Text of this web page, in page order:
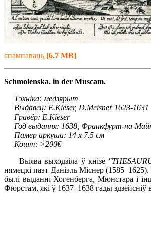
спампаваць [6.7 MB]
Schmolenska. in der Muscam.
Тэхніка: медзярыт
Выдавец: E.Kieser, D.Meisner 1623-1631
Гравёр: E.Kieser
Год выдання: 1638, Франкфурт-на-
Памер аркуша: 14 х 7.5 см
Кошт: >200€
Выява выходзіла ў кнізе
нямецкі паэт Даніэль Міснер
былі выданні Хогенберга, Мюнстара і
Фюрстам, які ў 1637–1638 гады здзейсніў